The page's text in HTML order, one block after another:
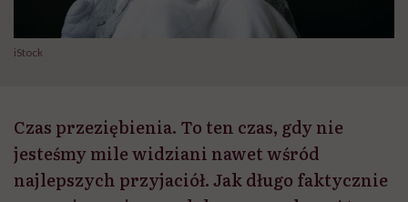
iStock
Czas przeziębienia. To ten czas, gdy nie
jesteśmy mile widziani nawet wśród
najlepszych przyjaciół. Jak długo faktycznie